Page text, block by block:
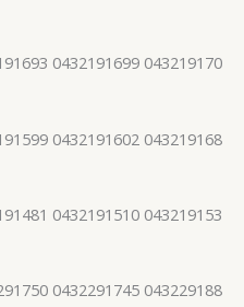
0432191699 043219170
0432191602 043219168
0432191510 043219153
0432291745 043229188